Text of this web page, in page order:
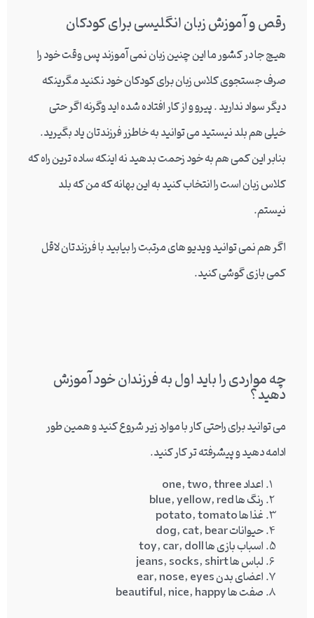
رقص و آموزش زبان انگلیسی برای کودکان
هیچ جا در کشور ما این چنین زبان نمی آموزند پس وقت خود را
صرف جستجوی کلاس زبان برای کودکان خود نکنید مگرینکه
دیگر سواد ندارید . پیرو و از کار افتاده شده اید وگرنه اگر حتی
خیلی هم بلد نیستید می توانید به خاطزر فرزندتان یاد بگیرید.
بنابر این کمی هم به خود زحمت بدهید نه اینکه ساده ترین راه که
کلاس زبان است را انتخاب کنید به این بهانه که من که بلد
نیستم.
اگر هم نمی توانید ویدیو های مرتبت را بیابید با فرزندتان لاقل
کمی بازی گوشی کنید.
چه مواردی را باید اول به فرزندان خود آموزش
دهید؟
می توانید برای راحتی کار با موارد زیر شروع کنید و همین طور
ادامه دهید و پیشرفته تر کار کنید.
اعداد one, two, three
رنگ ها blue, yellow, red
غذا ها potato, tomato
حیوانات dog, cat, bear
اسباب بازی ها toy, car, doll
لباس ها jeans, socks, shirt
اعضای بدن ear, nose, eyes
صفت ها beautiful, nice, happy